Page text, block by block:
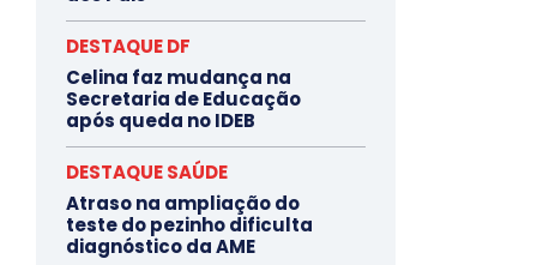
DESTAQUE DF
Celina faz mudança na
Secretaria de Educação
após queda no IDEB
DESTAQUE SAÚDE
Atraso na ampliação do
teste do pezinho dificulta
diagnóstico da AME